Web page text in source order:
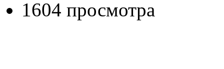
1604 просмотра